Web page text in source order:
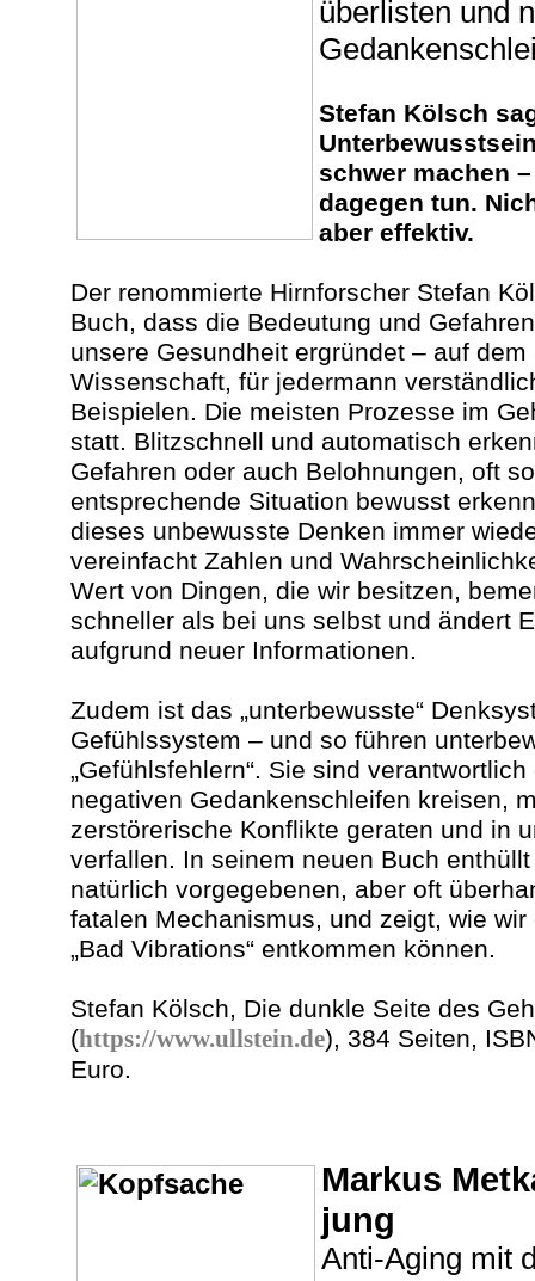
überlisten und
Stefan Kölsch
schwer machen
dagegen tun.
aber effektiv.
Der renommierte Hirnforscher Stefan
Buch, dass die Bedeutung und
unsere Gesundheit ergründet ‒ auf
Wissenschaft, für jedermann
Beispielen. Die meisten Prozesse im
statt. Blitzschnell und automatisch
Gefahren oder auch Belohnungen, oft
entsprechende Situation bewusst
dieses unbewusste Denken immer
vereinfacht Zahlen und
Wert von Dingen, die wir besitzen,
schneller als bei uns selbst und ändert
aufgrund neuer Informationen.
Zudem ist das „unterbewusste“
Gefühlssystem – und so führen
„Gefühlsfehlern“. Sie sind
negativen Gedankenschleifen kreisen,
zerstörerische Konflikte geraten und in
verfallen. In seinem neuen Buch
natürlich vorgegebenen, aber oft
fatalen Mechanismus, und zeigt, wie
„Bad Vibrations“ entkommen können.
Stefan Kölsch, Die dunkle Seite des
(https://www.ullstein.de), 384 Seiten,
Euro.
Markus
jung
Anti-Aging mit